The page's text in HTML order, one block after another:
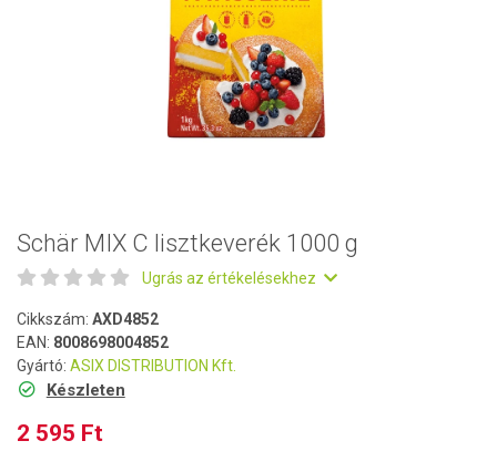
Schär MIX C lisztkeverék 1000 g
Ugrás az értékelésekhez
Cikkszám: AXD4852
EAN: 8008698004852
Gyártó: ASIX DISTRIBUTION Kft.
Készleten
2 595 Ft